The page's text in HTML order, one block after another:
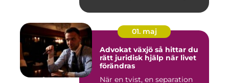
01. maj
Advokat växjö så hittar du
rätt juridisk hjälp när livet
förändras
När en tvist, en separation